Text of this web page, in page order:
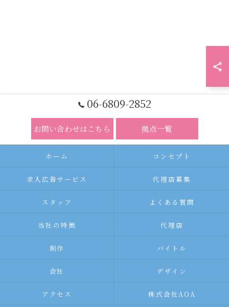
06-6809-2852
お問い合わせはこちら 拠点一覧
ホーム コンセプト
求人広告サービス 代理店募集
スタッフ よくある質問
当社の特徴 代理店
制作 バイトル
会社 デザイン
アクセス 株式会社AOA